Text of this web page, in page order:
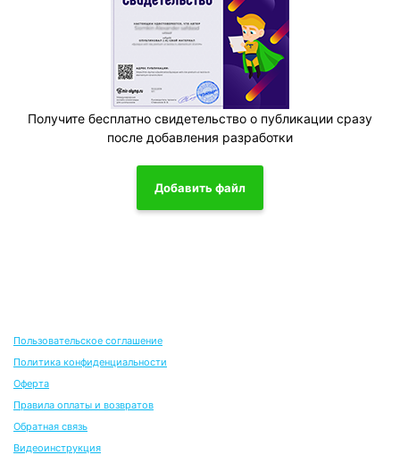
Получите бесплатно свидетельство о публикации сразу
после добавления разработки
Добавить файл
Пользовательское соглашение
Политика конфиденциальности
Оферта
Правила оплаты и возвратов
Обратная связь
Видеоинструкция